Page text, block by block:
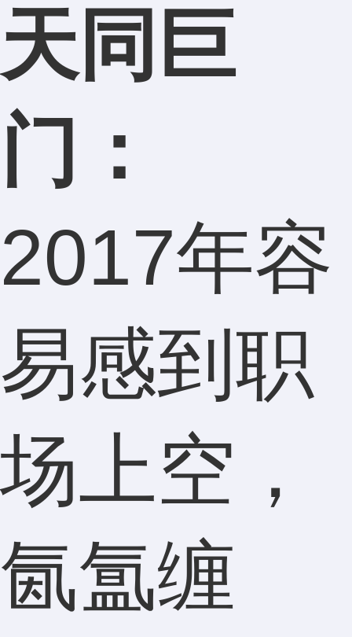
天同巨
门：
2017年容
易感到职
场上空，
氤氲缠